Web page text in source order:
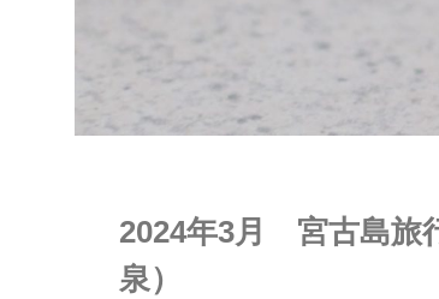
2024年3月 宮古島旅
泉）